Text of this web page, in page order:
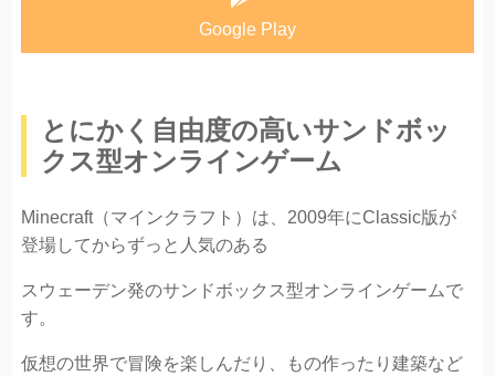
Google Play
とにかく自由度の高いサンドボッ
クス型オンラインゲーム
Minecraft（マインクラフト）は、2009年にClassic版が
登場してからずっと人気のある
スウェーデン発のサンドボックス型オンラインゲームで
す。
仮想の世界で冒険を楽しんだり、もの作ったり建築など